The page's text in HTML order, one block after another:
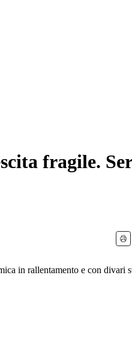
fragile.
in rallentamento e con divari